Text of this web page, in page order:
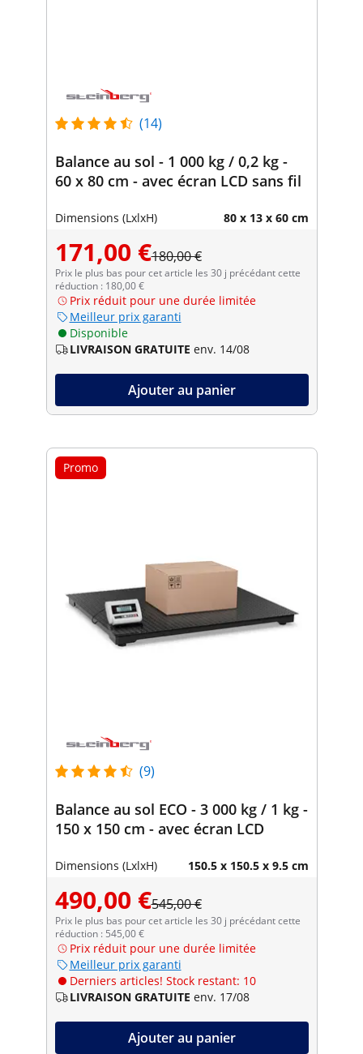
(14)
Balance au sol - 1 000 kg / 0,2 kg -
60 x 80 cm - avec écran LCD sans fil
Dimensions (LxlxH) 80 x 13 x 60 cm
171,00 €180,00 €
Prix le plus bas pour cet article les 30 j précédant cette
réduction : 180,00 €
Prix réduit pour une durée limitée
Meilleur prix garanti
Disponible
LIVRAISON GRATUITE env. 14/08
Ajouter au panier
Promo
(9)
Balance au sol ECO - 3 000 kg / 1 kg -
150 x 150 cm - avec écran LCD
Dimensions (LxlxH) 150.5 x 150.5 x 9.5 cm
490,00 €545,00 €
Prix le plus bas pour cet article les 30 j précédant cette
réduction : 545,00 €
Prix réduit pour une durée limitée
Meilleur prix garanti
Derniers articles! Stock restant: 10
LIVRAISON GRATUITE env. 17/08
Ajouter au panier